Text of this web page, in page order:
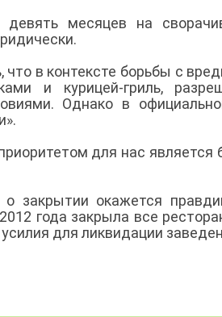
месяцев на
что в контексте борьбы с
и курицей-гриль,
Однако в
для нас является
закрытии окажется
года закрыла все
для ликвидации